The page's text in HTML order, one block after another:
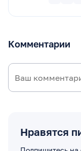
Комментарии
Нравятся